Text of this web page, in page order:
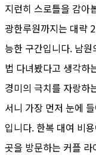
지런히 스로틀을 감아
광한루원까지는 대략
능한 구간입니다. 남
법 다녀봤다고 생각하
경미의 극치를 자랑하
서니 가장 먼저 눈에
입니다. 한복 대여 비
곳을 방문하는 커플